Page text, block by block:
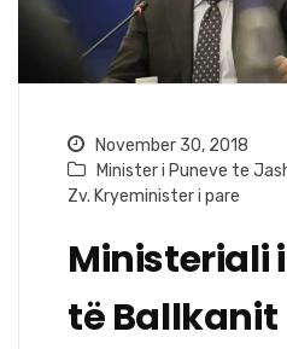
November 30, 2018
Minister i Puneve te
Zv. Kryeminister i pare
Ministeriali
të Ballkanit